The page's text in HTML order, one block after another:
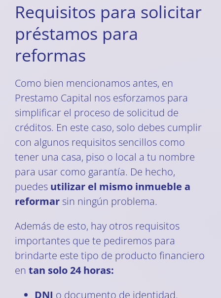
Requisitos para solicitar
préstamos para
reformas
Como bien mencionamos antes, en
Prestamo Capital nos esforzamos para
simplificar el proceso de solicitud de
créditos. En este caso, solo debes cumplir
con algunos requisitos sencillos como
tener una casa, piso o local a tu nombre
para usar como garantía. De hecho,
puedes utilizar el mismo inmueble a
reformar sin ningún problema.
Además de esto, hay otros requisitos
importantes que te pediremos para
brindarte este tipo de producto financiero
en tan solo 24 horas:
DNI o documento de identidad.